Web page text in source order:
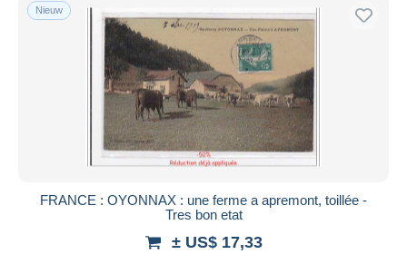
Nieuw
FRANCE : OYONNAX : une ferme a apremont, toillée -
Tres bon etat
± US$ 17,33